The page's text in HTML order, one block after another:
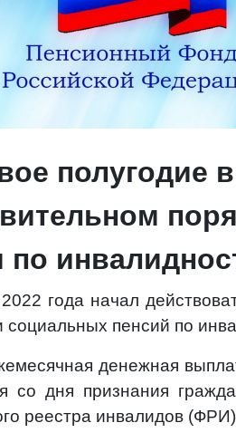
полугодие
по
года начал
социальных пенсий по
денежная
со дня признания
реестра инвалидов